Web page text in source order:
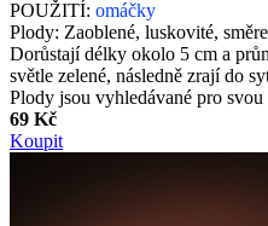
POUŽITÍ: omáčky
Plody: Zaoblené, luskovité,
Dorůstají délky okolo 5 cm a
světle zelené, následně zrají do
Plody jsou vyhledávané pro
69 Kč
Koupit